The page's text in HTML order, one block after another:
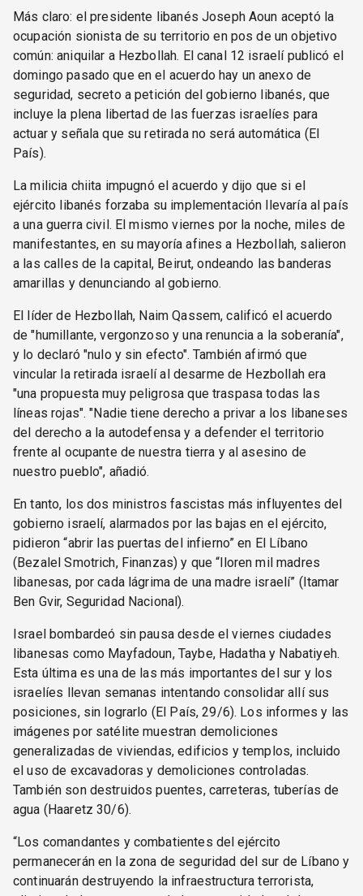
Más claro: el presidente libanés Joseph Aoun aceptó la
ocupación sionista de su territorio en pos de un objetivo
común: aniquilar a Hezbollah. El canal 12 israelí publicó el
domingo pasado que en el acuerdo hay un anexo de
seguridad, secreto a petición del gobierno libanés, que
incluye la plena libertad de las fuerzas israelíes para
actuar y señala que su retirada no será automática (El
País).
La milicia chiita impugnó el acuerdo y dijo que si el
ejército libanés forzaba su implementación llevaría al país
a una guerra civil. El mismo viernes por la noche, miles de
manifestantes, en su mayoría afines a Hezbollah, salieron
a las calles de la capital, Beirut, ondeando las banderas
amarillas y denunciando al gobierno.
El líder de Hezbollah, Naim Qassem, calificó el acuerdo
de "humillante, vergonzoso y una renuncia a la soberanía",
y lo declaró "nulo y sin efecto". También afirmó que
vincular la retirada israelí al desarme de Hezbollah era
"una propuesta muy peligrosa que traspasa todas las
líneas rojas". "Nadie tiene derecho a privar a los libaneses
del derecho a la autodefensa y a defender el territorio
frente al ocupante de nuestra tierra y al asesino de
nuestro pueblo", añadió.
En tanto, los dos ministros fascistas más influyentes del
gobierno israelí, alarmados por las bajas en el ejército,
pidieron “abrir las puertas del infierno” en El Líbano
(Bezalel Smotrich, Finanzas) y que “lloren mil madres
libanesas, por cada lágrima de una madre israelí” (Itamar
Ben Gvir, Seguridad Nacional).
Israel bombardeó sin pausa desde el viernes ciudades
libanesas como Mayfadoun, Taybe, Hadatha y Nabatiyeh.
Esta última es una de las más importantes del sur y los
israelíes llevan semanas intentando consolidar allí sus
posiciones, sin lograrlo (El País, 29/6). Los informes y las
imágenes por satélite muestran demoliciones
generalizadas de viviendas, edificios y templos, incluido
el uso de excavadoras y demoliciones controladas.
También son destruidos puentes, carreteras, tuberías de
agua (Haaretz 30/6).
“Los comandantes y combatientes del ejército
permanecerán en la zona de seguridad del sur de Líbano y
continuarán destruyendo la infraestructura terrorista,